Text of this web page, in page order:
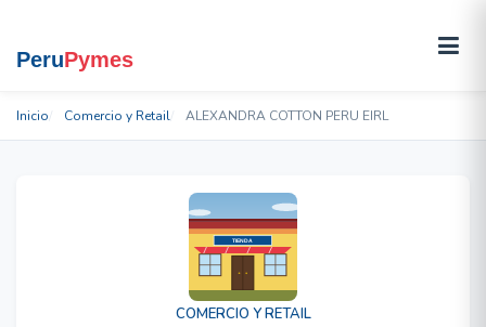
Inicio Comercio y Retail ALEXANDRA COTTON PERU EIRL
COMERCIO Y RETAIL